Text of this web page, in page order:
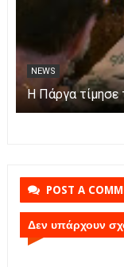
NEWS
Η Πάργα
POST A
Δεν υπάρχουν